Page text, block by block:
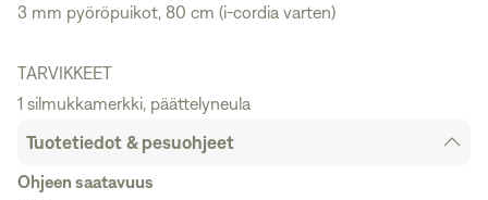
3 mm pyöröpuikot, 80 cm (i-cordia varten)
TARVIKKEET
1 silmukkamerkki, päättelyneula
Tuotetiedot & pesuohjeet
Ohjeen saatavuus